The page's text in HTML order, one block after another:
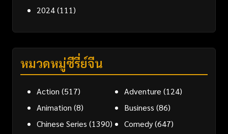
2024(111)
หมวดหมู่ซีรี่ย์จีน
Action (517) Adventure (124)
Animation (8) Business (86)
Chinese Series (1390) Comedy(647)